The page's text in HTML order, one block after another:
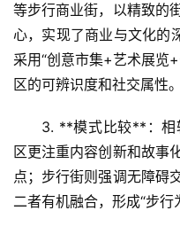
等步行商业街，以精致的
心，实现了商业与文化的
采用“创意市集+艺术展览
区的可辨识度和社交属性
3. **模式比较**：相
区更注重内容创新和故事
点；步行街则强调无障碍
二者有机融合，形成“步行